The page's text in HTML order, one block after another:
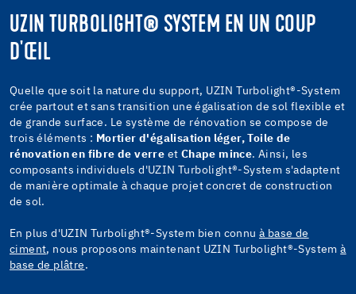
UZIN TURBOLIGHT® SYSTEM EN UN COUP
D'ŒIL
Quelle que soit la nature du support, UZIN Turbolight®-System
crée partout et sans transition une égalisation de sol flexible et
de grande surface. Le système de rénovation se compose de
trois éléments : Mortier d'égalisation léger, Toile de
rénovation en fibre de verre et Chape mince. Ainsi, les
composants individuels d'UZIN Turbolight®-System s'adaptent
de manière optimale à chaque projet concret de construction
de sol.
En plus d'UZIN Turbolight®-System bien connu à base de
ciment, nous proposons maintenant UZIN Turbolight®-Systemà
base de plâtre .